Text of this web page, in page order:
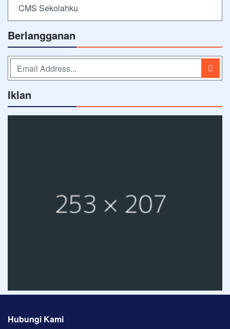
CMS Sekolahku
Berlangganan
Iklan
Hubungi Kami